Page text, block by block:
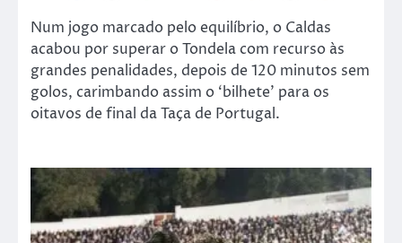
Num jogo marcado pelo equilíbrio, o Caldas
acabou por superar o Tondela com recurso às
grandes penalidades, depois de 120 minutos sem
golos, carimbando assim o ‘bilhete’ para os
oitavos de final da Taça de Portugal.